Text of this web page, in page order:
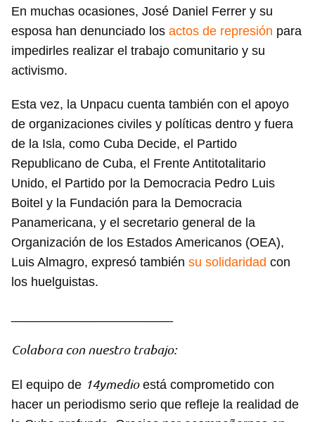
Para poder guardar como favorito, primero has de
iniciar sesión con tu cuenta de 14ymedio.
En muchas ocasiones, José Daniel Ferrer y su
esposa han denunciado los actos de represión para
impedirles realizar el trabajo comunitario y su
activismo.
Esta vez, la Unpacu cuenta también con el apoyo
de organizaciones civiles y políticas dentro y fuera
de la Isla, como Cuba Decide, el Partido
Republicano de Cuba, el Frente Antitotalitario
Unido, el Partido por la Democracia Pedro Luis
Boitel y la Fundación para la Democracia
Panamericana, y el secretario general de la
Organización de los Estados Americanos (OEA),
Luis Almagro, expresó también su solidaridad con
los huelguistas.
Colabora con nuestro trabajo:
El equipo de 14ymedioestá comprometido con
hacer un periodismo serio que refleje la realidad de